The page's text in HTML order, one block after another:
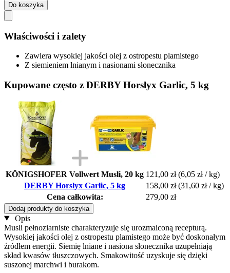
Do koszyka
Właściwości i zalety
Zawiera wysokiej jakości olej z ostropestu plamistego
Z siemieniem lnianym i nasionami słonecznika
Kupowane często z DERBY Horslyx Garlic, 5 kg
KÖNIGSHOFER Vollwert Musli, 20 kg 121,00 zł (6,05 zł / kg)
DERBY Horslyx Garlic, 5 kg
158,00 zł (31,60 zł / kg)
Cena całkowita:
279,00 zł
Dodaj produkty do koszyka
Opis
Musli pełnoziarniste charakteryzuje się urozmaiconą recepturą.
Wysokiej jakości olej z ostropestu plamistego może być doskonałym
źródłem energii. Siemię lniane i nasiona słonecznika uzupełniają
skład kwasów tłuszczowych. Smakowitość uzyskuje się dzięki
suszonej marchwi i burakom.